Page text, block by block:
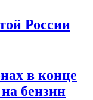
России
в конце
бензин